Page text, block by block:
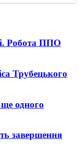
Робота ППО
Трубецького
одного
завершення